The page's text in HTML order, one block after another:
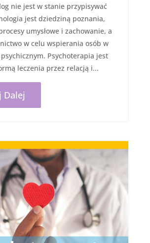
nie jest w stanie przypisywać
jest dziedziną poznania,
umysłowe i zachowanie, a
w celu wspierania osób w
Psychoterapia jest
leczenia przez relacją i...
Dalej